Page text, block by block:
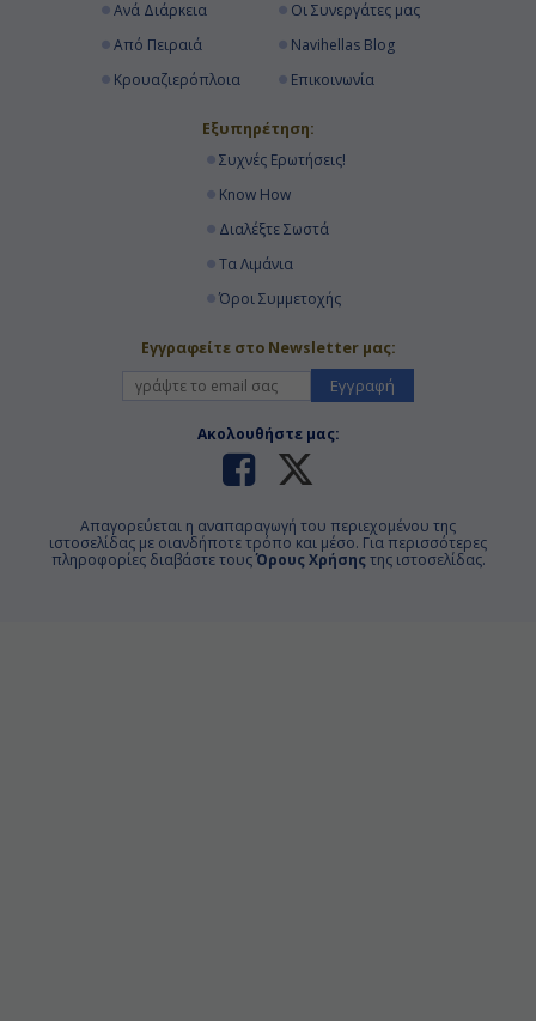
Ημέρα 20η
Αμβούργο, Γερμανία
Αποβίβαση
Ανά Διάρκεια
Από Πειραιά
Κρουαζιερόπλοια
Οι Συνεργάτες μας
Navihellas Blog
Επικοινωνία
Εξυπηρέτηση:
Συχνές Ερωτήσεις!
Know How
Διαλέξτε Σωστά
Τα Λιμάνια
Όροι Συμμετοχής
Εγγραφείτε στο Newsletter μας:
Εγγραφή
Ακολουθήστε μας:
Απαγορεύεται η αναπαραγωγή του περιεχομένου της
ιστοσελίδας με οιανδήποτε τρόπο και μέσο. Για περισσότερες
πληροφορίες διαβάστε τουςΌρους Χρήσης της ιστοσελίδας.